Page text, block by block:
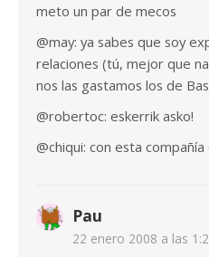
meto un par de mecos
@may: ya sabes que soy
relaciones (tú, mejor que
nos las gastamos los de
@robertoc: eskerrik asko!
@chiqui: con esta
Pau
22 enero 2008 a las